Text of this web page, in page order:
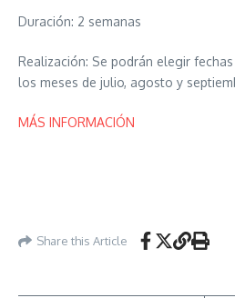
Duración: 2 semanas
Realización: Se podrán elegir
los meses de julio, agosto y
MÁS INFORMACIÓN
Share this Article